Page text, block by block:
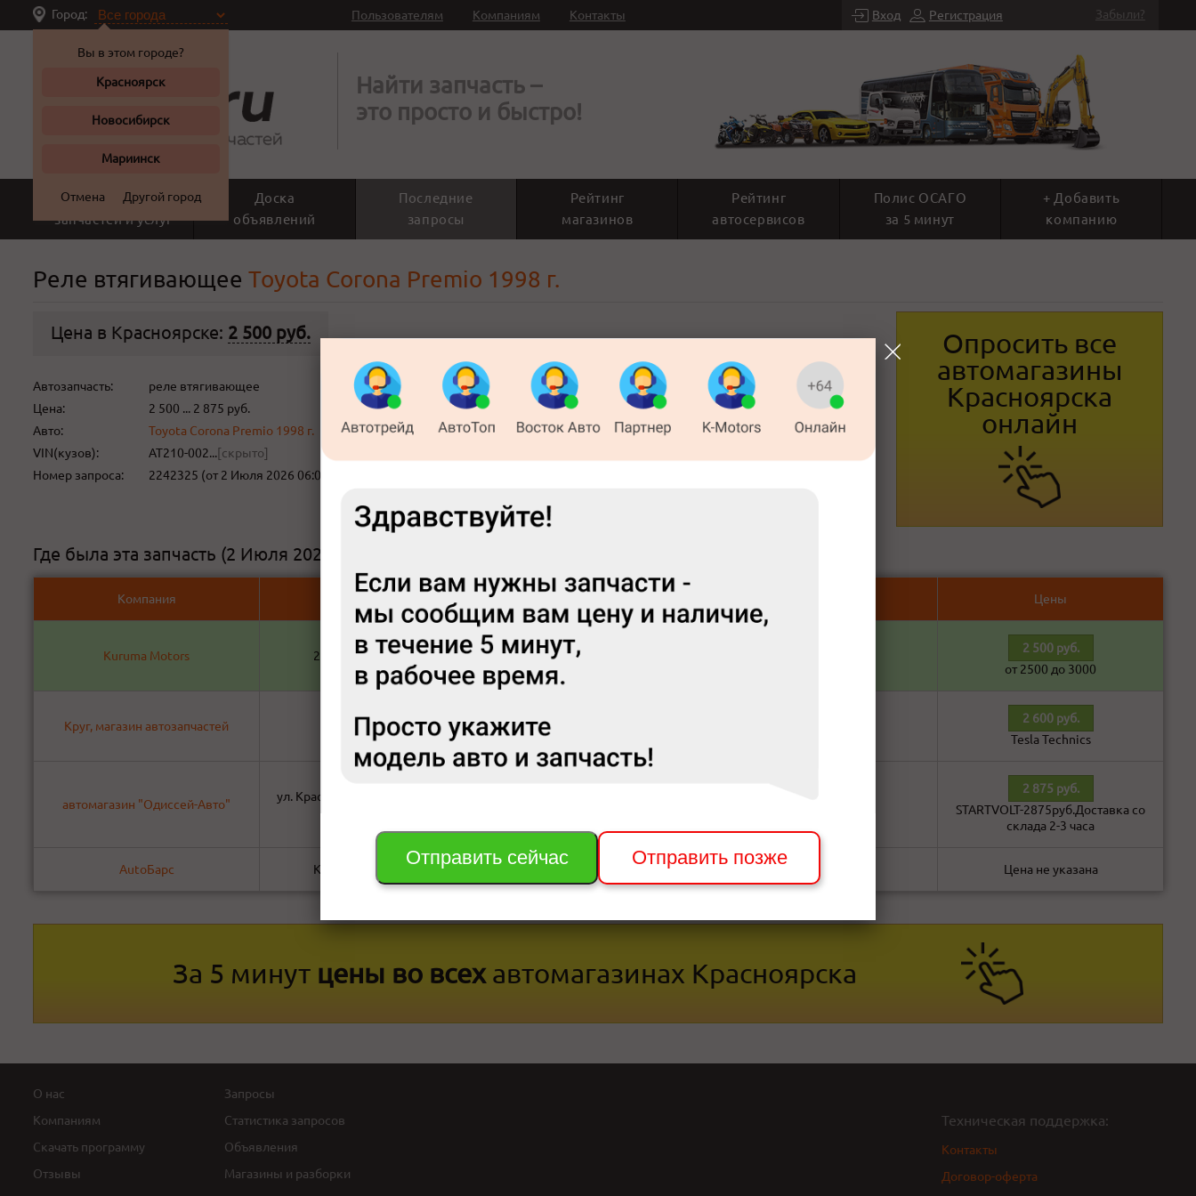
Город:
Вы в этом городе?
Красноярск
Новосибирск
Мариинск
Отмена Другой город
Пользователям Компаниям Контакты Вход Регистрация Забыли?
Найти запчасть –
это просто и быстро!
Поиск
запчастей и услуг
Доска
объявлений
Последние
запросы
Рейтинг
магазинов
Рейтинг
автосервисов
Полис ОСАГО
за 5 минут
+ Добавить
компанию
Реле втягивающее Toyota Corona Premio 1998 г.
Цена в Красноярске: 2 500 руб.
Автозапчасть:
реле втягивающее
Цена:
2 500 ... 2 875 руб.
Авто:
Toyota Corona Premio 1998 г.
VIN(кузов):
AT210-002...[скрыто]
Номер запроса:
2242325 (от 2 Июля 2026 06:02)
Опросить все
автомагазины
Красноярска
онлайн
Где была эта запчасть (2 Июля 2026) -
Компания Цены
Kuruma Motors 2 краснофлотская, 1 +7 (999)показать телефон
2 500 руб.
от 2500 до 3000
Круг, магазин автозапчастей Мичурина, 63 +7 (391)
2 600 руб.
Tesla Technics
автомагазин "Одиссей-Авто"
ул. Красноярский рабочий, д.154,
2 875 руб.
STARTVOLT-2875руб.Доставка со
склада 2-3 часа
AutoБарс Караульная 25 стр. 1 показать телефон Цена не указана
За 5 минут цены во всех автомагазинах Красноярска
О нас
Компаниям
Скачать программу
Отзывы
Запросы
Статистика запросов
Объявления
Магазины и разборки
Техническая поддержка:
Контакты
Договор-оферта
Отправить сейчас Отправить позже